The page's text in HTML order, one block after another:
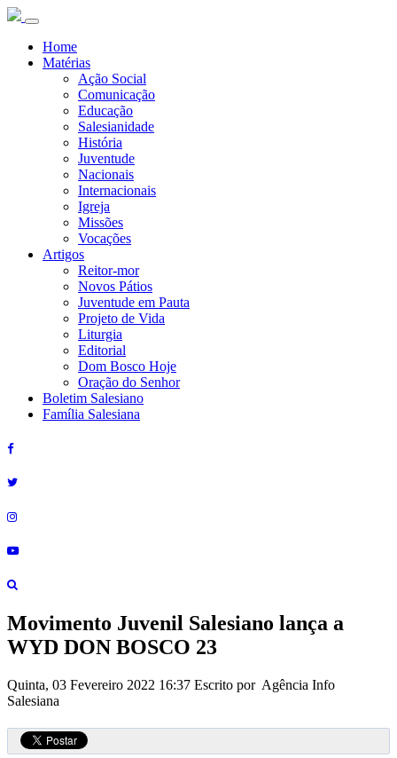
Home
Matérias
Ação Social
Comunicação
Educação
Salesianidade
História
Juventude
Nacionais
Internacionais
Igreja
Missões
Vocações
Artigos
Reitor-mor
Novos Pátios
Juventude em Pauta
Projeto de Vida
Liturgia
Editorial
Dom Bosco Hoje
Oração do Senhor
Boletim Salesiano
Família Salesiana
Movimento Juvenil Salesiano lança a
WYD DON BOSCO 23
Quinta, 03 Fevereiro 2022 16:37 Escrito por Agência Info
Salesiana